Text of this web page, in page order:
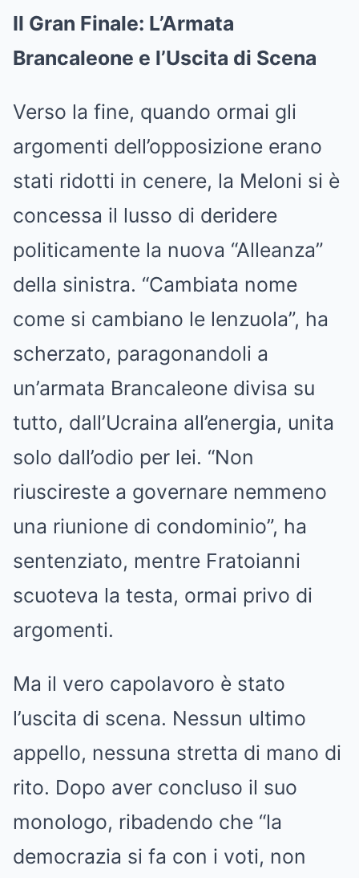
Il Gran Finale: L’Armata
Brancaleone e l’Uscita di Scena
Verso la fine, quando ormai gli
argomenti dell’opposizione erano
stati ridotti in cenere, la Meloni si è
concessa il lusso di deridere
politicamente la nuova “Alleanza”
della sinistra. “Cambiata nome
come si cambiano le lenzuola”, ha
scherzato, paragonandoli a
un’armata Brancaleone divisa su
tutto, dall’Ucraina all’energia, unita
solo dall’odio per lei. “Non
riuscireste a governare nemmeno
una riunione di condominio”, ha
sentenziato, mentre Fratoianni
scuoteva la testa, ormai privo di
argomenti.
Ma il vero capolavoro è stato
l’uscita di scena. Nessun ultimo
appello, nessuna stretta di mano di
rito. Dopo aver concluso il suo
monologo, ribadendo che “la
democrazia si fa con i voti, non